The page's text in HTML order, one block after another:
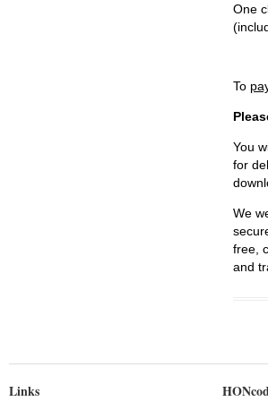
One
To
You
for
We
free,
and
Links